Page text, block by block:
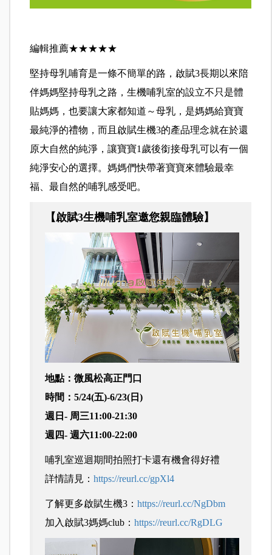
編輯推薦★★★★★
堅持母乳哺育是一條不簡單的路，啟賦3長期以來陪
伴媽媽堅持母乳之路，生機哺乳室的設立不只是體
貼媽媽，也要讓大家都知道～母乳，是媽媽給寶寶
最純淨的禮物，而且啟賦生機3的產品理念就在於還
原大自然的純淨，讓寶寶1歲後銜接母乳可以有一個
純淨安心的選擇。媽媽們快帶著寶寶來體驗最幸
福、最自然的哺乳感受吧。
【啟賦3生機哺乳室邀您親臨體驗】
地點：微風松高正門口
時間：5/24(五)-6/23(日)
週日- 周三11:00-21:30
週四- 週六11:00-22:00
哺乳室巡迴期間拍照打卡還有機會得好禮
詳情請見：https://reurl.cc/gpXl4
了解更多啟賦生機3：https://reurl.cc/NgDbm
加入啟賦3媽媽club：https://reurl.cc/RgDLG